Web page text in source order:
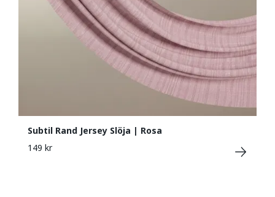
Subtil Rand Jersey Slöja | Rosa
149 kr